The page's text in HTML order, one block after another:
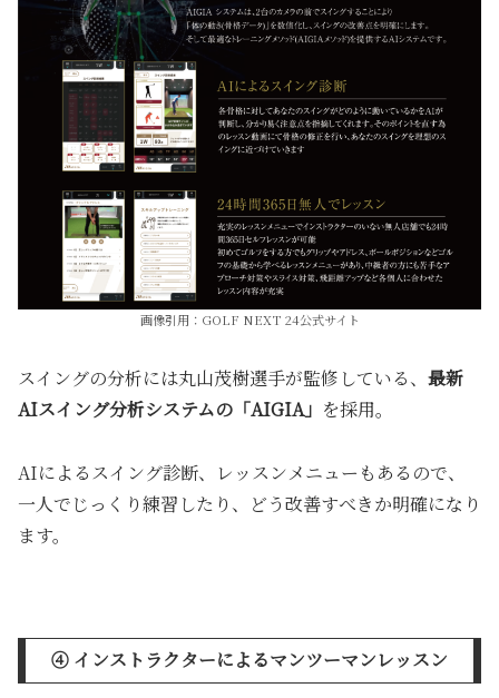
画像引用：GOLF NEXT 24公式サイト
スイングの分析には丸山茂樹選手が監修している、 最新
AIスイング分析システムの「AIGIA」 を採用。
AIによるスイング診断、レッスンメニューもあるので、
一人でじっくり練習したり、どう改善すべきか明確になり
ます。
➃ インストラクターによるマンツーマンレッスン